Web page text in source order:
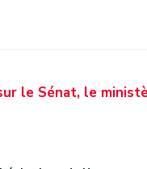
le Sénat, le